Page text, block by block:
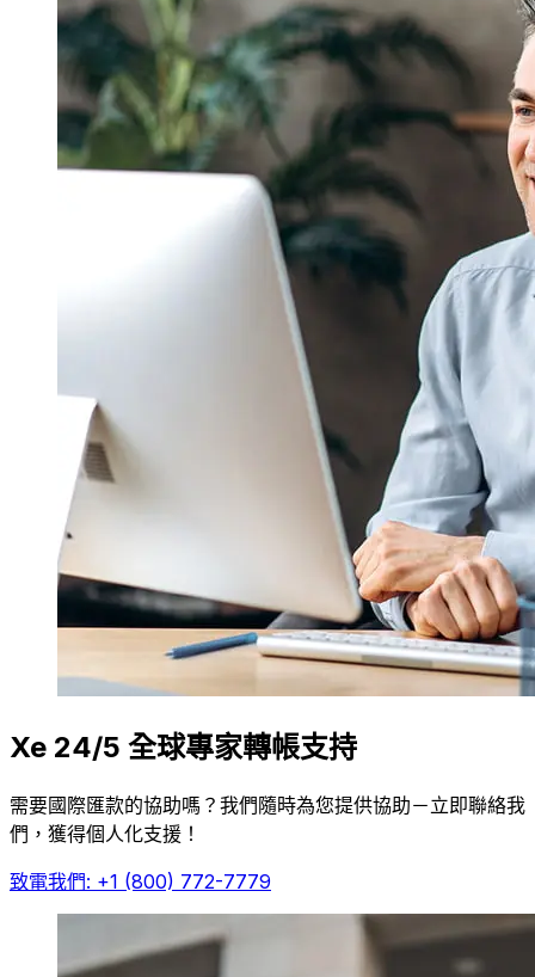
Xe 24/5 全球專家轉帳支持
需要國際匯款的協助嗎？我們隨時為您提供協助－立即聯絡我
們，獲得個人化支援！
致電我們: +1 (800) 772-7779